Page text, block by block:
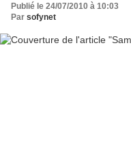
Publié le 24/07/2010 à 10:03
Par sofynet